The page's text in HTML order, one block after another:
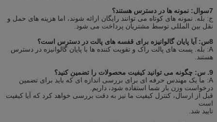
7سوال: نمونه ها در دسترس هستند؟
ج: بله. نمونه های کوتاه می توانند رایگان ارائه شوند، اما هزینه های حمل و
نقل بین المللی توسط مشتریان پرداخت می شود.
8س: آیا پایان گالوانیزه برای قفسه های پالت در دسترس است؟
A: بله. پست های پالت راک و تقویت کننده ها با پایان گالوانیزه در دسترس
هستند.
9. س: چگونه می توانید کیفیت محصولات را تضمین کنید؟
A: ما یک مهندس حرفه ای برای بررسی اندازه ای که باید برای تضمین
درخواست وزن بار شما استفاده شود، داریم.
قبل از ارسال، کنترل کیفیت ما نیز به دقت بررسی خواهد کرد که آیا کیفیت
است
تایید شد.